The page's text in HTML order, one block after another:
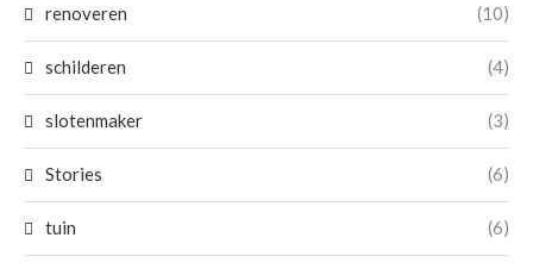
renoveren (10)
schilderen (4)
slotenmaker (3)
Stories (6)
tuin (6)